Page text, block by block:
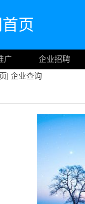
页
广
企业招聘
| 企业查询